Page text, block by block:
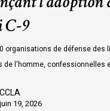
C-9
organisations de défense des
de l'homme, confessionnelles
CCLA
juin 19, 2026